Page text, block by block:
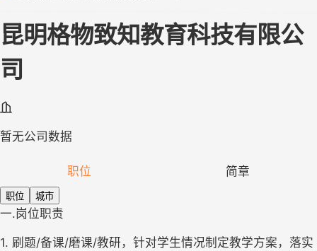
昆明格物致知教育科技有限公
司
暂无公司数据
职位 简章
职位 城市
一.岗位职责
1. 刷题/备课/磨课/教研，针对学生情况制定教学方案，落实